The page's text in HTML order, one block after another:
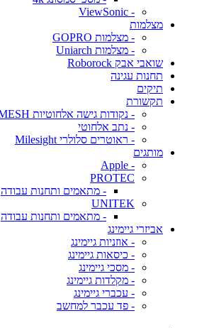
- ViewSonic
מצלמות
- מצלמות GOPRO
- מצלמות Uniarch
שואבי אבק Roborock
תחנות עגינה
תיקים
תקשורת
- נקודות גישה אלחוטיות MESH
- נתב אלחוטי
- ראוטרים סלולרי Milesight
מותגים
- Apple
PROTEC
- מתאמים ותחנות עבודה
UNITEK
- מתאמים ותחנות עבודה
אביזרי גיימינג
- אוזניות גיימינג
- כיסאות גיימינג
- מסכי גיימינג
- מקלדות גיימינג
- עכברי גיימינג
- פד עכבר למחשב